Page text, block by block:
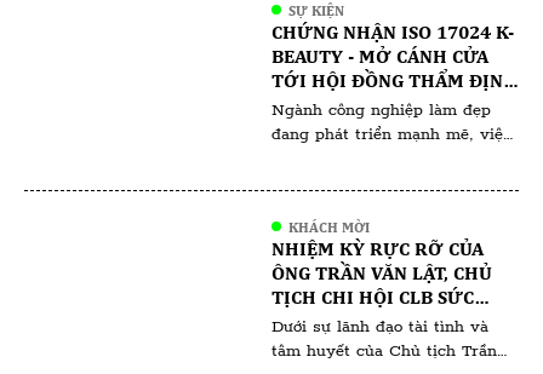
cảnh núi Langbiang và hồ Than
Thở. Jodi Dalat Villa là một
điểm đến lý tưởng cho những
ai yêu thích kiến trúc độc đáo
và […]
SỰ KIỆN
CHỨNG NHẬN ISO 17024 K-
BEAUTY - MỞ CÁNH CỬA
TỚI HỘI ĐỒNG THẨM ĐỊNH
VÀ HỘI ĐỒNG ĐÀO TẠO
Ngành công nghiệp làm đẹp
đang phát triển mạnh mẽ, việc
hội nghề nghiệp đáng giá. Một
trong những chứng nhận nổi
bật và được đánh giá cao hiện
nay là chúng nhận ISO 17024
[…]
KHÁCH MỜI
NHIỆM KỲ RỰC RỠ CỦA
ÔNG TRẦN VĂN LẬT, CHỦ
TỊCH CHI HỘI CLB SỨC
KHỎE SẮC ĐẸP VIỆT NAM
(VHBA) TRỰC THUỘC HỘI
Dưới sự lãnh đạo tài tình và
tâm huyết của Chủ tịch Trần